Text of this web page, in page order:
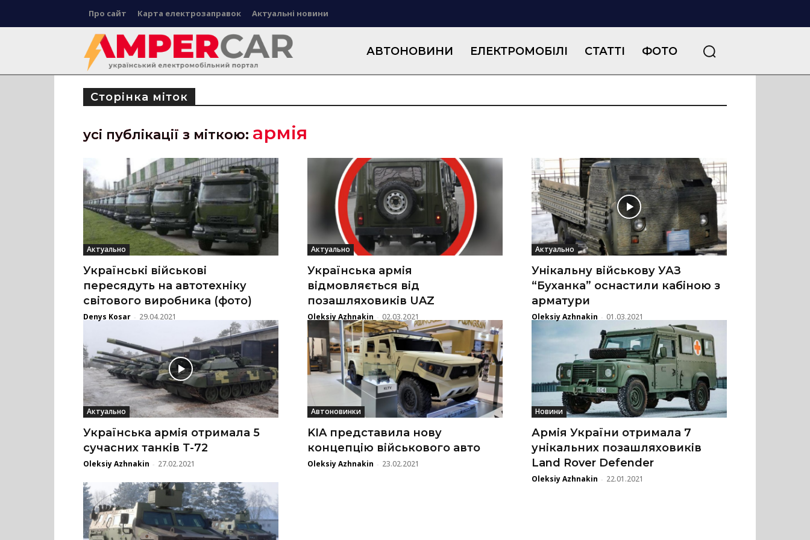
Про сайт Карта електрозаправок Актуальні новини
АВТОНОВИНИ ЕЛЕКТРОМОБІЛІ СТАТТІ ФОТО
Сторінка міток
усі публікації з міткою: армія
Актуально
Українські військові
пересядуть на автотехніку
світового виробника (фото)
Denys Kosar - 29.04.2021
Актуально
Українська армія
відмовляється від
позашляховиків UAZ
Oleksiy Azhnakin - 02.03.2021
Актуально
Унікальну військову УАЗ
“Буханка” оснастили кабіною з
арматури
Oleksiy Azhnakin - 01.03.2021
Актуально
Українська армія отримала 5
сучасних танків Т-72
Oleksiy Azhnakin - 27.02.2021
Автоновинки
KIA представила нову
концепцію військового авто
Oleksiy Azhnakin - 23.02.2021
Новини
Армія України отримала 7
унікальних позашляховиків
Land Rover Defender
Oleksiy Azhnakin - 22.01.2021